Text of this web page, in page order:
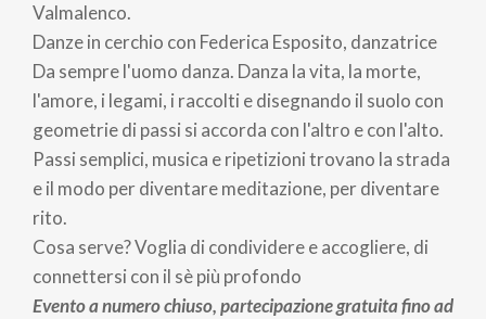
Valmalenco.
Danze in cerchio con Federica Esposito, danzatrice
Da sempre l'uomo danza. Danza la vita, la morte,
l'amore, i legami, i raccolti e disegnando il suolo con
geometrie di passi si accorda con l'altro e con l'alto.
Passi semplici, musica e ripetizioni trovano la strada
e il modo per diventare meditazione, per diventare
rito.
Cosa serve? Voglia di condividere e accogliere, di
connettersi con il sè più profondo
Evento a numero chiuso, partecipazione gratuita fino ad